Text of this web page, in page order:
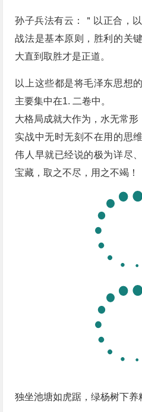
孙子兵法有云：＂以正合，
战法是基本原则，胜利的关
大直到取胜才是正道。
以上这些都是将毛泽东思想
主要集中在1. 二卷中。
大格局成就大作为，水无常形
实战中无时无刻不在用的思
伟人早就已经说的极为详尽
宝藏，取之不尽，用之不竭！
独坐池塘如虎踞，绿杨树下养